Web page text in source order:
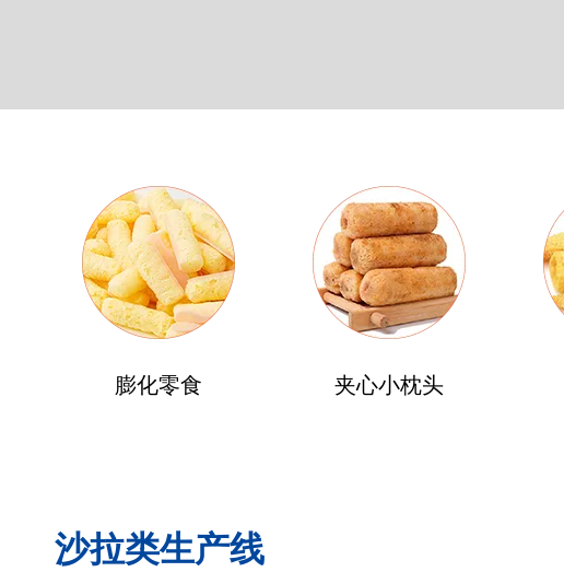
膨化零食 夹心小枕头
沙拉类生产线